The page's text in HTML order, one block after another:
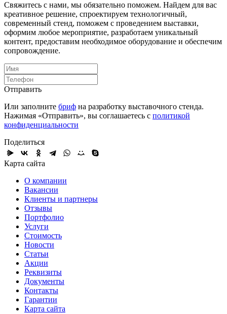
Свяжитесь с нами, мы обязательно поможем. Найдем для вас
креативное решение, спроектируем технологичный,
современный стенд, поможем с проведением выставки,
оформим любое мероприятие, разработаем уникальный
контент, предоставим необходимое оборудование и обеспечим
сопровождение.
Отправить
Или заполните бриф на разработку выставочного стенда.
Нажимая «Отправить», вы соглашаетесь с политикой
конфиденциальности
Поделиться
Карта сайта
О компании
Вакансии
Клиенты и партнеры
Отзывы
Портфолио
Услуги
Стоимость
Новости
Статьи
Акции
Реквизиты
Документы
Контакты
Гарантии
Карта сайта